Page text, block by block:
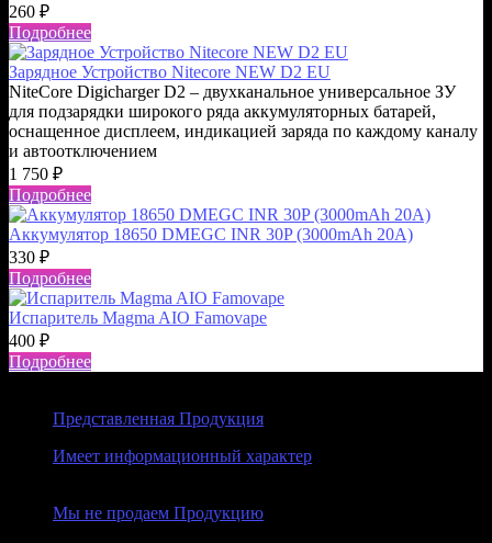
260 ₽
Подробнее
Зарядное Устройство Nitecore NEW D2 EU
NiteCore Digicharger D2 – двухканальное универсальное ЗУ
для подзарядки широкого ряда аккумуляторных батарей,
оснащенное дисплеем, индикацией заряда по каждому каналу
и автоотключением
1 750 ₽
Подробнее
Аккумулятор 18650 DMEGC INR 30P (3000mAh 20A)
330 ₽
Подробнее
Испаритель Magma AIO Famovape
400 ₽
Подробнее
Представленная Продукция
Имеет информационный характер
Мы не продаем Продукцию